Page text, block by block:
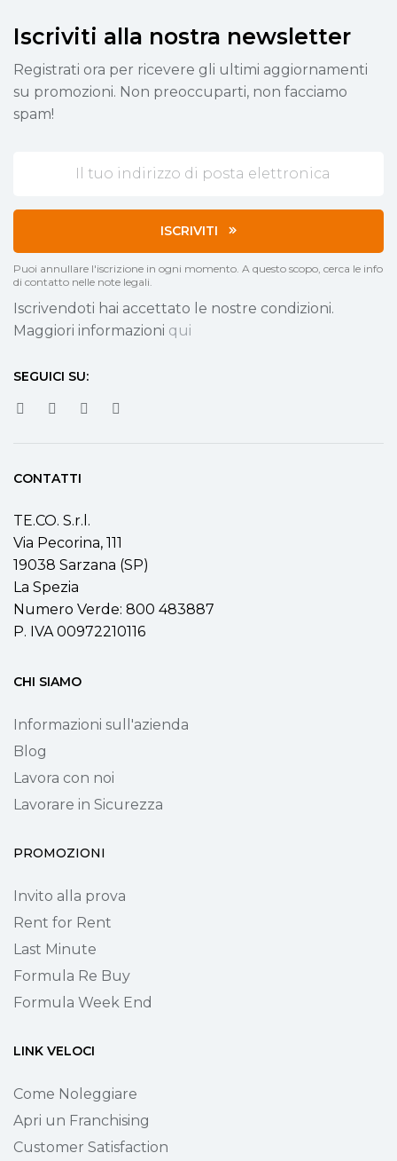
Iscriviti alla nostra newsletter
Registrati ora per ricevere gli ultimi aggiornamenti
su promozioni. Non preoccuparti, non facciamo
spam!
ISCRIVITI
Puoi annullare l'iscrizione in ogni momento. A questo scopo, cerca le info
di contatto nelle note legali.
Iscrivendoti hai accettato le nostre condizioni.
Maggiori informazioni qui
SEGUICI SU:
CONTATTI
TE.CO. S.r.l.
Via Pecorina, 111
19038 Sarzana (SP)
La Spezia
Numero Verde: 800 483887
P. IVA 00972210116
CHI SIAMO
Informazioni sull'azienda
Blog
Lavora con noi
Lavorare in Sicurezza
PROMOZIONI
Invito alla prova
Rent for Rent
Last Minute
Formula Re Buy
Formula Week End
LINK VELOCI
Come Noleggiare
Apri un Franchising
Customer Satisfaction